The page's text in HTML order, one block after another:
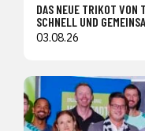
DAS NEUE TRIKOT VON
SCHNELL UND
03.08.26